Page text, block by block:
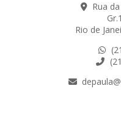
Rua
Rio de